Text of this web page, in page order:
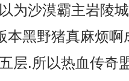
为沙漠霸主岩陵
本黑野猪真麻烦
层.所以热血传奇